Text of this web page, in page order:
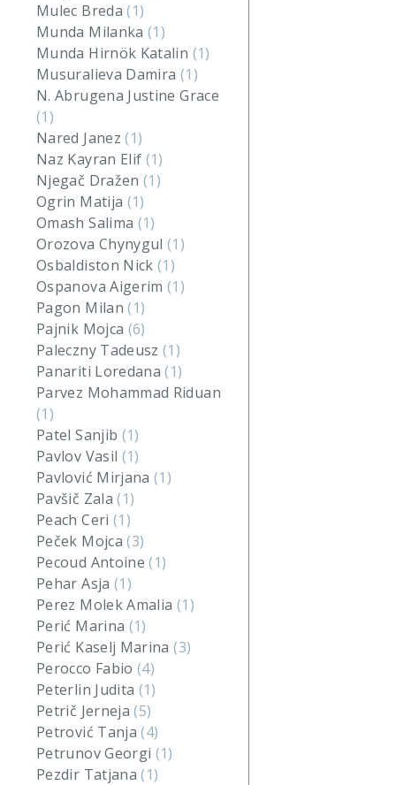
Mulec Breda(1)
Munda Milanka(1)
Munda Hirnök Katalin (1)
Musuralieva Damira (1)
N. Abrugena Justine Grace
(1)
Nared Janez(1)
Naz Kayran Elif (1)
Njegač Dražen(1)
Ogrin Matija (1)
Omash Salima (1)
Orozova Chynygul(1)
Osbaldiston Nick(1)
Ospanova Aigerim(1)
Pagon Milan(1)
Pajnik Mojca (6)
Paleczny Tadeusz(1)
Panariti Loredana(1)
Parvez Mohammad Riduan
(1)
Patel Sanjib (1)
Pavlov Vasil (1)
Pavlović Mirjana(1)
Pavšič Zala(1)
Peach Ceri (1)
Peček Mojca(3)
Pecoud Antoine(1)
Pehar Asja (1)
Perez Molek Amalia (1)
Perić Marina (1)
Perić Kaselj Marina(3)
Perocco Fabio(4)
Peterlin Judita (1)
Petrič Jerneja(5)
Petrović Tanja(4)
Petrunov Georgi (1)
Pezdir Tatjana(1)